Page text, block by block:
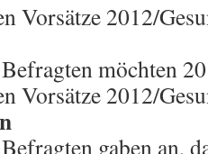
Vorsätze 2012/
möchten
Vorsätze 2012/
gaben an,